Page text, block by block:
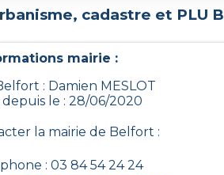
cadastre et PLU
mairie :
: Damien MESLOT
le : 28/06/2020
la mairie de Belfort :
: 03 84 54 24 24